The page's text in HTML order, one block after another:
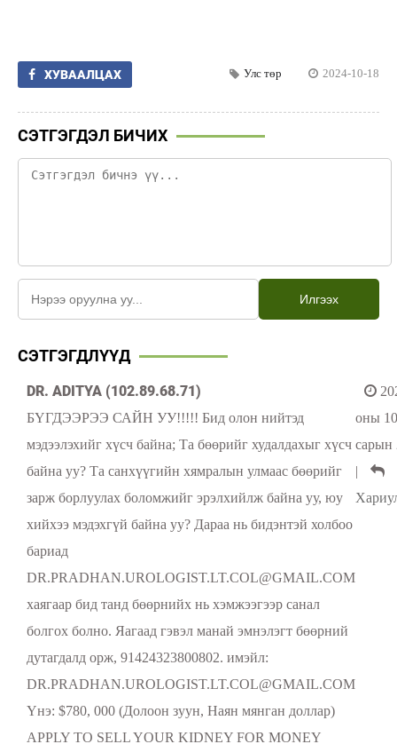
ХУВААЛЦАХ Улс төр 2024-10-18
СЭТГЭГДЭЛ БИЧИХ
Илгээх
СЭТГЭГДЛҮҮД
DR. ADITYA (102.89.68.71)
БҮГДЭЭРЭЭ САЙН УУ!!!!! Бид олон нийтэд
мэдээлэхийг хүсч байна; Та бөөрийг худалдахыг хүсч
байна уу? Та санхүүгийн хямралын улмаас бөөрийг
зарж борлуулах боломжийг эрэлхийлж байна уу, юу
хийхээ мэдэхгүй байна уу? Дараа нь бидэнтэй холбоо
бариад
DR.PRADHAN.UROLOGIST.LT.COL@GMAIL.COM
хаягаар бид танд бөөрнийх нь хэмжээгээр санал
болгох болно. Яагаад гэвэл манай эмнэлэгт бөөрний
дутагдалд орж, 91424323800802. имэйл:
DR.PRADHAN.UROLOGIST.LT.COL@GMAIL.COM
Yнэ: $780, 000 (Долоон зуун, Наян мянган доллар)
APPLY TO SELL YOUR KIDNEY FOR MONEY
оны 10
сарын
|